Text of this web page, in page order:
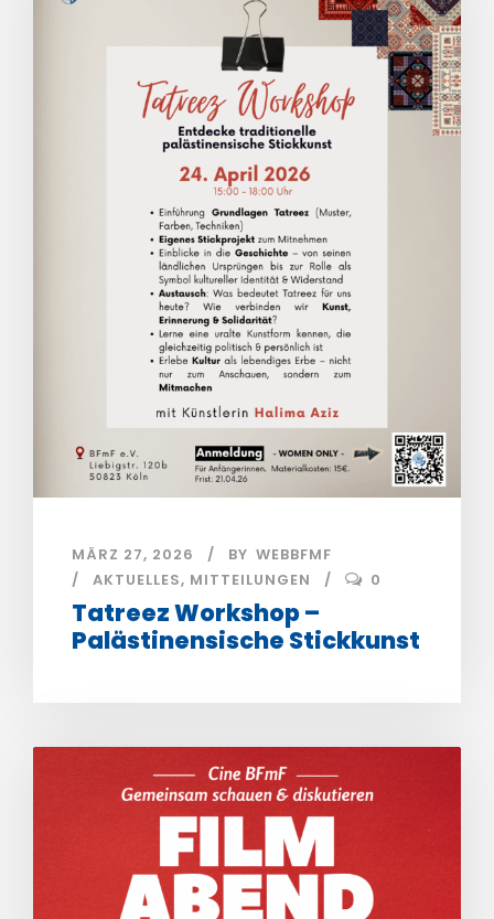
MÄRZ 27, 2026 BY WEBBFMF
AKTUELLES, MITTEILUNGEN 0
Tatreez Workshop –
Palästinensische Stickkunst